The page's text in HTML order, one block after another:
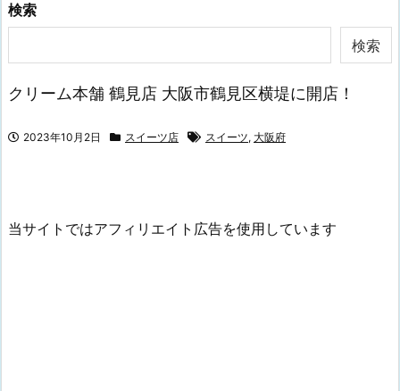
検索
検索
クリーム本舗 鶴見店 大阪市鶴見区横堤に開店！
2023年10月2日 スイーツ店 スイーツ, 大阪府
当サイトではアフィリエイト広告を使用しています